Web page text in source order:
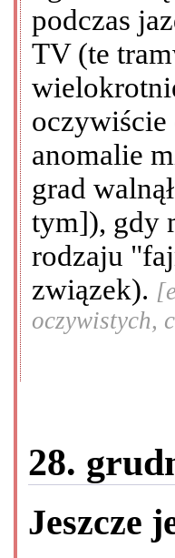
podczas
TV (te
oczywiście
anomalie
grad
tym]), gdy
rodzaju
związek).
oczywistych,
28.
Jeszcze